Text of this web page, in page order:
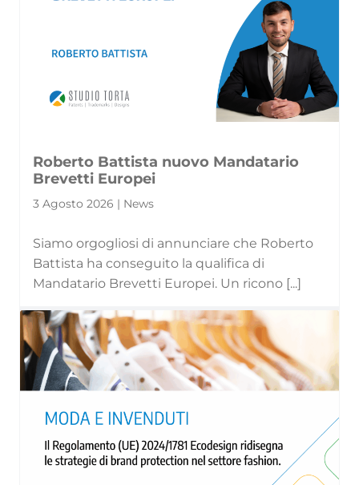
Roberto Battista nuovo Mandatario
Brevetti Europei
3 Agosto 2026 | News
Siamo orgogliosi di annunciare che Roberto
Battista ha conseguito la qualifica di
Mandatario Brevetti Europei. Un ricono [...]